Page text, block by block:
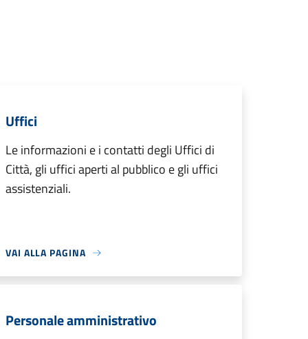
Uffici
Le informazioni e i contatti degli Uffici di
Città, gli uffici aperti al pubblico e gli uffici
assistenziali.
VAI ALLA PAGINA
Personale amministrativo